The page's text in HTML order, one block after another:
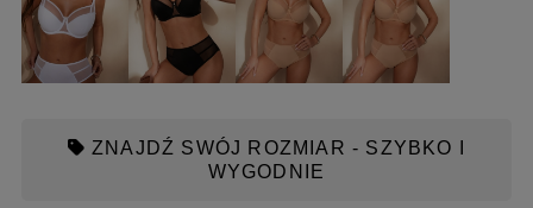
ZNAJDŹ SWÓJ ROZMIAR - SZYBKO I
WYGODNIE